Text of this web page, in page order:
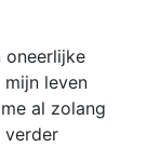
oneerlijke
leven
al zolang
verder